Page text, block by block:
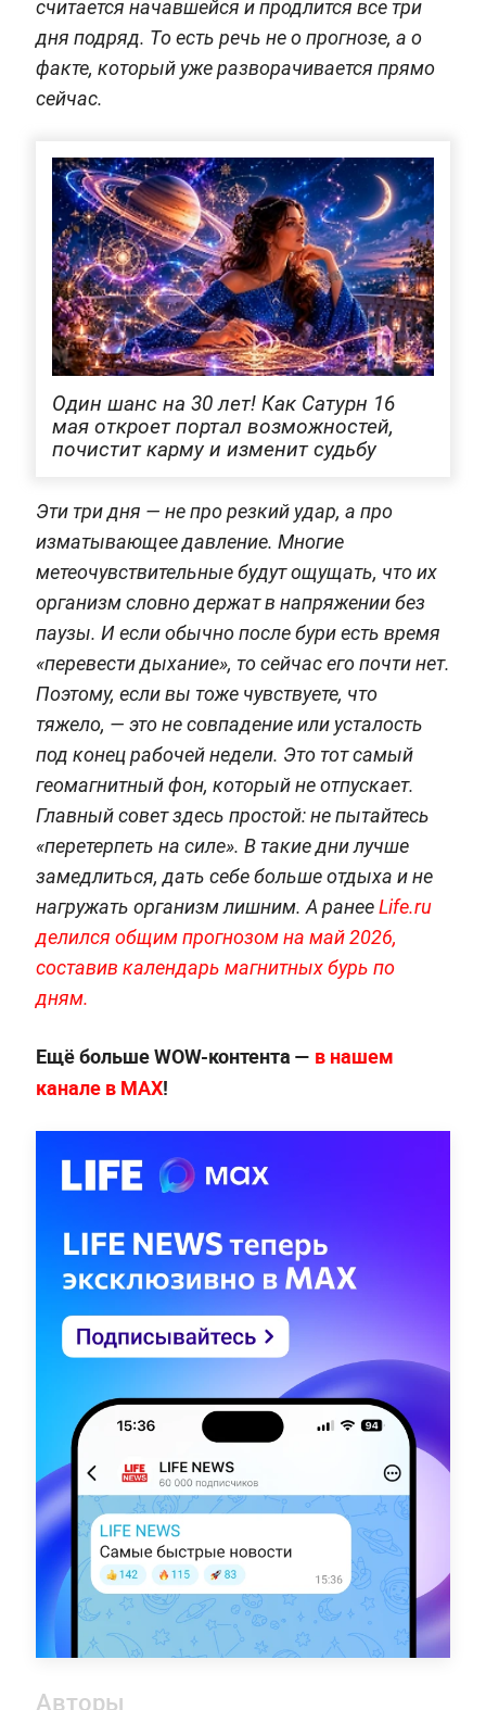
считается начавшейся и продлится все три
дня подряд. То есть речь не о прогнозе, а о
факте, который уже разворачивается прямо
сейчас.
Один шанс на 30 лет! Как Сатурн 16
мая откроет портал возможностей,
почистит карму и изменит судьбу
Эти три дня — не про резкий удар, а про
изматывающее давление. Многие
метеочувствительные будут ощущать, что их
организм словно держат в напряжении без
паузы. И если обычно после бури есть время
«перевести дыхание», то сейчас его почти нет.
Поэтому, если вы тоже чувствуете, что
тяжело, — это не совпадение или усталость
под конец рабочей недели. Это тот самый
геомагнитный фон, который не отпускает.
Главный совет здесь простой: не пытайтесь
«перетерпеть на силе». В такие дни лучше
замедлиться, дать себе больше отдыха и не
нагружать организм лишним. А ранееLife.ru
делился общим прогнозом на май 2026,
составив календарь магнитных бурь по
дням.
Ещё больше WOW-контента — в нашем
канале в МАХ!
Авторы